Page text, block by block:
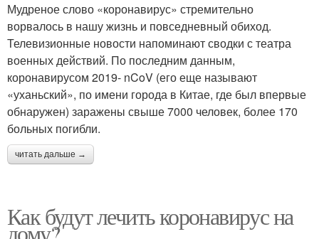
Мудреное слово «коронавирус» стремительно
ворвалось в нашу жизнь и повседневный обиход.
Телевизионные новости напоминают сводки с театра
военных действий. По последним данным,
коронавирусом 2019- nCoV (его еще называют
«уханьский», по имени города в Китае, где был впервые
обнаружен) заражены свыше 7000 человек, более 170
больных погибли.
читать дальше →
Как будут лечить коронавирус на